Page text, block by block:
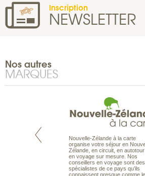
Inscription
NEWSLETTER
Nos autres
MARQUES
est le spécialiste
Nouvelle-Zélande à la carte
organise votre séjour en
Zélande, en circuit, en
en voyage sur mesure. Nos
conseillers en voyage sont des
spécialistes de ce pays qu’ils
connaissent presque comme